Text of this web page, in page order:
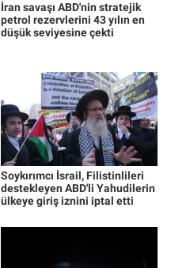
İran savaşı ABD'nin stratejik
petrol rezervlerini 43 yılın en
düşük seviyesine çekti
Soykırımcı İsrail, Filistinlileri
destekleyen ABD'li Yahudilerin
ülkeye giriş iznini iptal etti